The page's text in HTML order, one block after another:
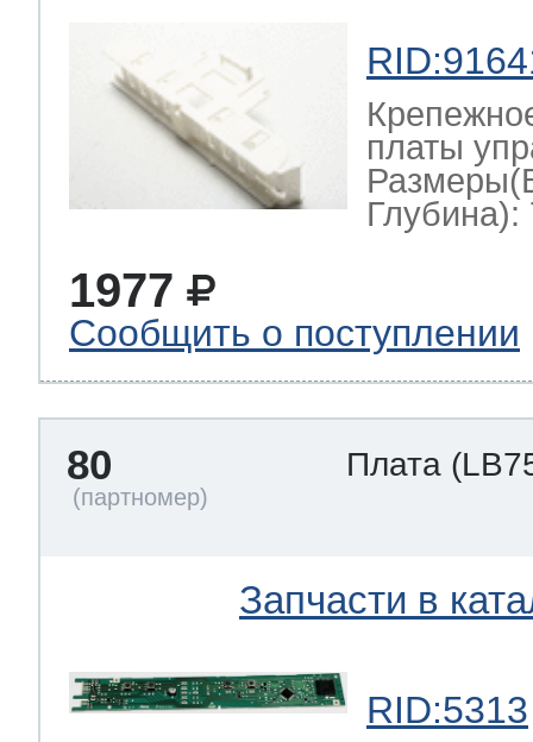
платы
Глубина):
1977
Сообщить о поступлении
80 Плата
Запчасти в
RID:5313